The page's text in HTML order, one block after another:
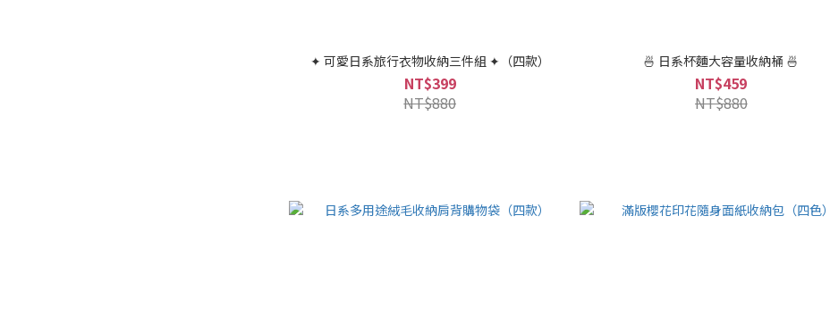
✦ 可愛日系旅行衣物收納三件組 ✦（四款）
NT$399
NT$880
🍜 日系杯麵大容量收納桶 🍜
NT$459
NT$880